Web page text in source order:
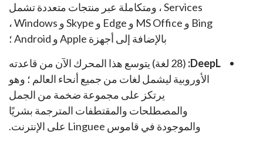
Services ، ومتكاملة عبر منتجات متعددة تشمل
Bing و MS Office و Edge و Skype و Windows ،
بالإضافة إلى أجهزة Apple و Android ؛
DeepL:
(28 لغة) يتوسع هذا المحرك الآن من قاعدته
الأوروبية ليشمل لغات من جميع أنحاء العالم ؛ وهو
يرتكز على مجموعة ضخمة من الجمل
والمصطلحات والمقتطفات المترجمة بشريًا
والموجودة في قاموس Linguee على الإنترنت.